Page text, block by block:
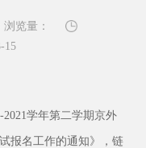
浏览量：
15
学年第二学期京外
报名工作的通知》，链